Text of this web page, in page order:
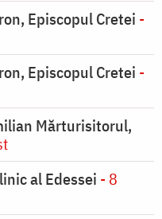
Episcopul Cretei -
Episcopul Cretei -
Mărturisitorul,
al Edessei - 8